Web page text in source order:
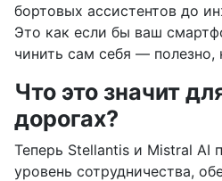
бортовых ассистентов до
Это как если бы ваш
чинить сам себя — полезно,
Что это значит
дорогах?
Теперь Stellantis и Mistral AI
уровень сотрудничества,